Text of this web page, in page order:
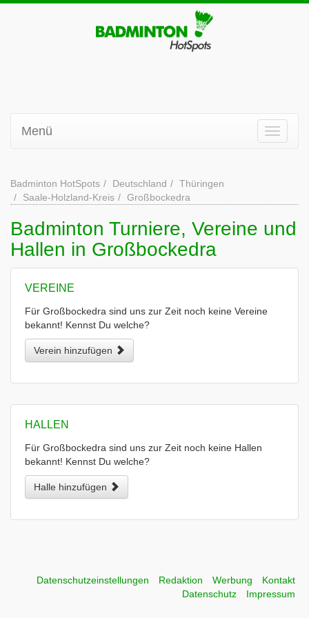
Menü
Badminton HotSpots Deutschland
Thüringen
Saale-Holzland-Kreis
Großbockedra
Badminton Turniere, Vereine und
Hallen in Großbockedra
VEREINE
Für Großbockedra sind uns zur Zeit noch keine Vereine
bekannt! Kennst Du welche?
Verein hinzufügen
HALLEN
Für Großbockedra sind uns zur Zeit noch keine Hallen
bekannt! Kennst Du welche?
Halle hinzufügen
Datenschutzeinstellungen Redaktion Werbung
Kontakt
Datenschutz
Impressum